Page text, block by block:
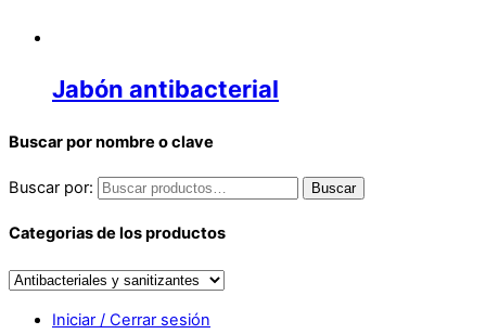
Jabón antibacterial
Buscar por nombre o clave
Buscar por: Buscar
Categorias de los productos
Iniciar / Cerrar sesión